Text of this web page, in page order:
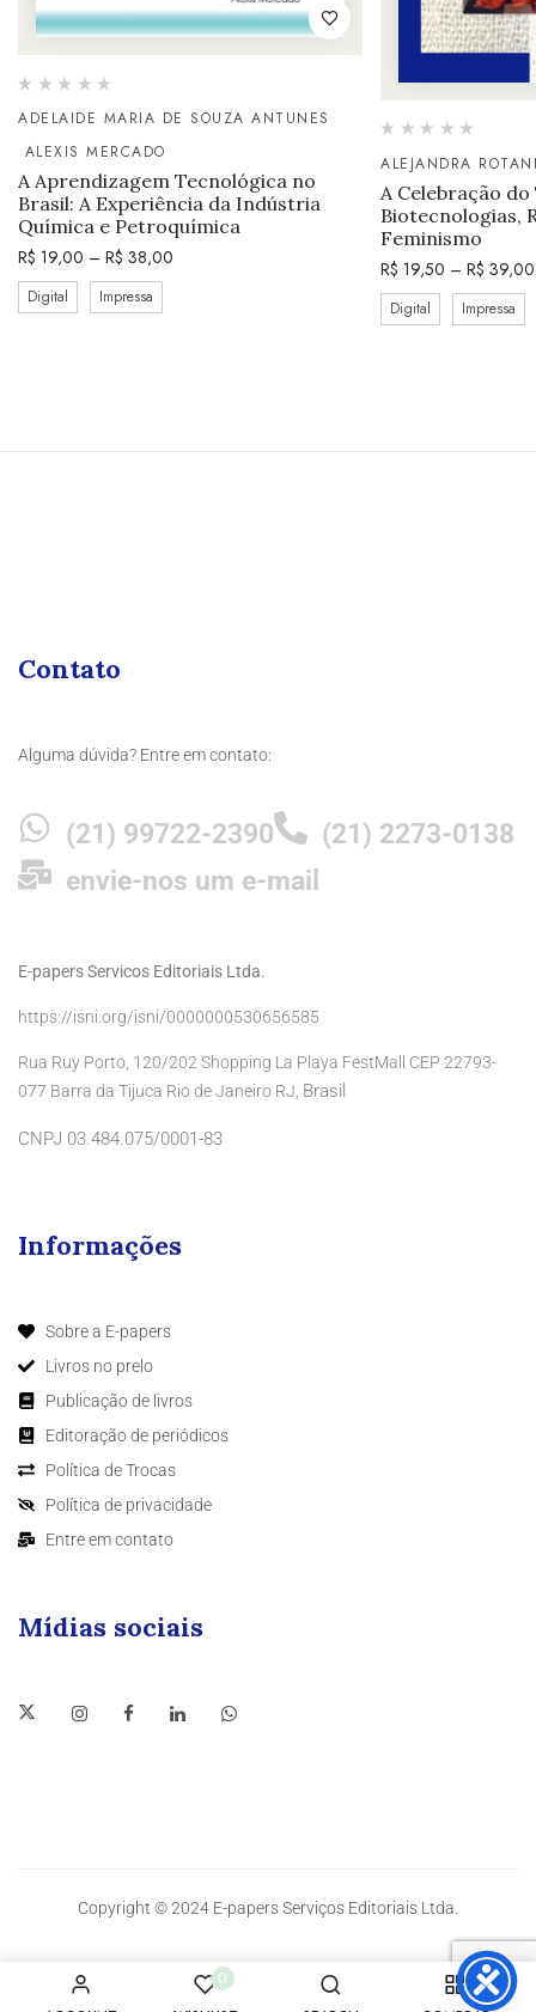
0
ADELAIDE MARIA DE SOUZA ANTUNES
ALEXIS MERCADO
A Aprendizagem Tecnológica no
Brasil: A Experiência da Indústria
Química e Petroquímica
R$ 19,00 – R$ 38,00
Digital Impressa
ALEJANDRA
A Celebração
Biotecnologias,
Feminismo
R$ 19,50 – R$ 39,00
Digital Impressa
Contato
Alguma dúvida? Entre em contato:
(21) 99722-2390
(21) 2273-0138
envie-nos um e-mail
E-papers Servicos Editoriais Ltda.
https://isni.org/isni/0000000530656585
Rua Ruy Porto, 120/202 Shopping La Playa FestMall CEP 22793-
077 Barra da Tijuca Rio de Janeiro RJ, Brasil
CNPJ 03.484.075/0001-83
Informações
Sobre a E-papers
Livros no prelo
Publicação de livros
Editoração de periódicos
Política de Trocas
Política de privacidade
Entre em contato
Mídias sociais
Copyright © 2024 E-papers Serviços Editoriais Ltda.